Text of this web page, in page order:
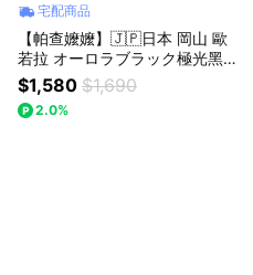
宅配商品
【帕查嬤嬤】🇯🇵日本 岡山 歐
若拉 オーロラブラック極光黑葡
萄 一房禮盒🍇｜日本歐若拉葡萄
禮盒
$1,580 $1,690
2.0%